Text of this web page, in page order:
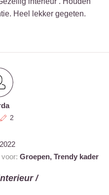
Heel lekker gegeten.
2
Groepen, Trendy kader
/